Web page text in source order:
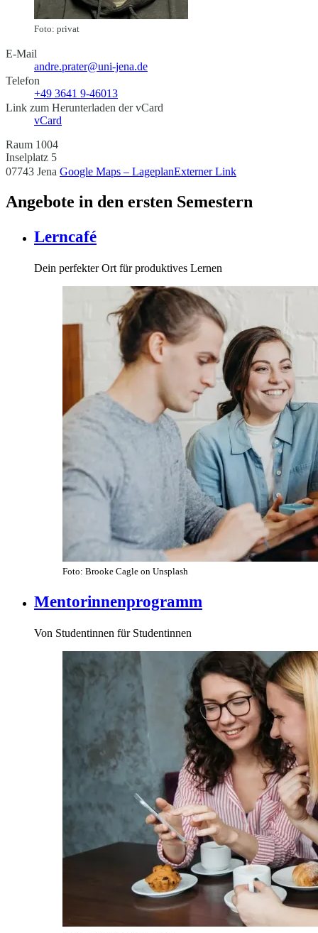
Foto: privat
E-Mail
andre.prater@uni-jena.de
Telefon
+49 3641 9-46013
Link zum Herunterladen der vCard
vCard
Raum 1004
Inselplatz 5
07743 Jena Google Maps – LageplanExterner Link
Angebote in den ersten Semestern
Lerncafé
Dein perfekter Ort für produktives Lernen
Foto: Brooke Cagle on Unsplash
Mentorinnenprogramm
Von Studentinnen für Studentinnen